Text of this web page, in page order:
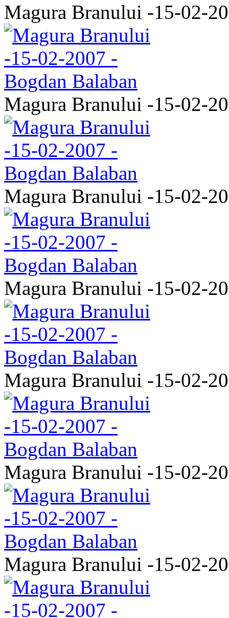
Magura Branului -15-02-
Magura Branului -15-02-
Magura Branului -15-02-
Magura Branului -15-02-
Magura Branului -15-02-
Magura Branului -15-02-
Magura Branului -15-02-